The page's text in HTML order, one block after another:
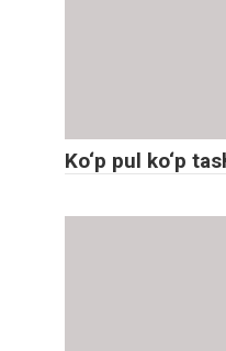
Ko‘p pul ko‘p